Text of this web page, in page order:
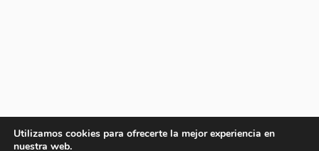
Utilizamos cookies para ofrecerte la mejor experiencia en
nuestra web.